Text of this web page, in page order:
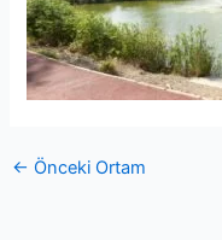
← Önceki Ortam